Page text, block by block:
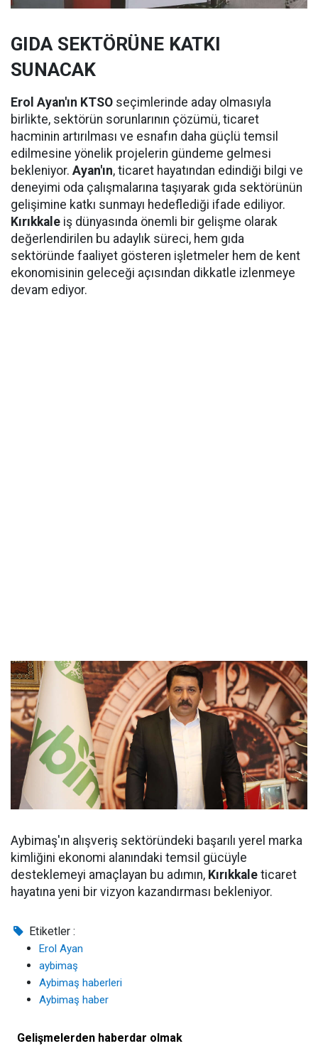
GIDA SEKTÖRÜNE KATKI
SUNACAK
Erol Ayan'ın KTSO seçimlerinde aday olmasıyla
birlikte, sektörün sorunlarının çözümü, ticaret
hacminin artırılması ve esnafın daha güçlü temsil
edilmesine yönelik projelerin gündeme gelmesi
bekleniyor. Ayan'ın, ticaret hayatından edindiği bilgi ve
deneyimi oda çalışmalarına taşıyarak gıda sektörünün
gelişimine katkı sunmayı hedeflediği ifade ediliyor.
Kırıkkale iş dünyasında önemli bir gelişme olarak
değerlendirilen bu adaylık süreci, hem gıda
sektöründe faaliyet gösteren işletmeler hem de kent
ekonomisinin geleceği açısından dikkatle izlenmeye
devam ediyor.
Aybimaş'ın alışveriş sektöründeki başarılı yerel marka
kimliğini ekonomi alanındaki temsil gücüyle
desteklemeyi amaçlayan bu adımın, Kırıkkale ticaret
hayatına yeni bir vizyon kazandırması bekleniyor.
Etiketler :
Erol Ayan
aybimaş
Aybimaş haberleri
Aybimaş haber
Gelişmelerden haberdar olmak